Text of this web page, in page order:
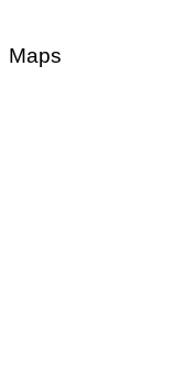
Maps